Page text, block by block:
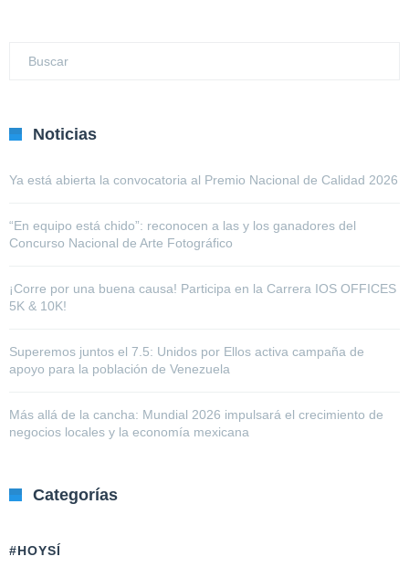
Noticias
Ya está abierta la convocatoria al Premio Nacional de Calidad 2026
“En equipo está chido”: reconocen a las y los ganadores del
Concurso Nacional de Arte Fotográfico
¡Corre por una buena causa! Participa en la Carrera IOS OFFICES
5K & 10K!
Superemos juntos el 7.5: Unidos por Ellos activa campaña de
apoyo para la población de Venezuela
Más allá de la cancha: Mundial 2026 impulsará el crecimiento de
negocios locales y la economía mexicana
Categorías
#HOYSÍ